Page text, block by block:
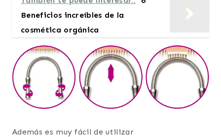
Beneficios increíbles de la
cosmética orgánica
Además es muy fácil de utilizar